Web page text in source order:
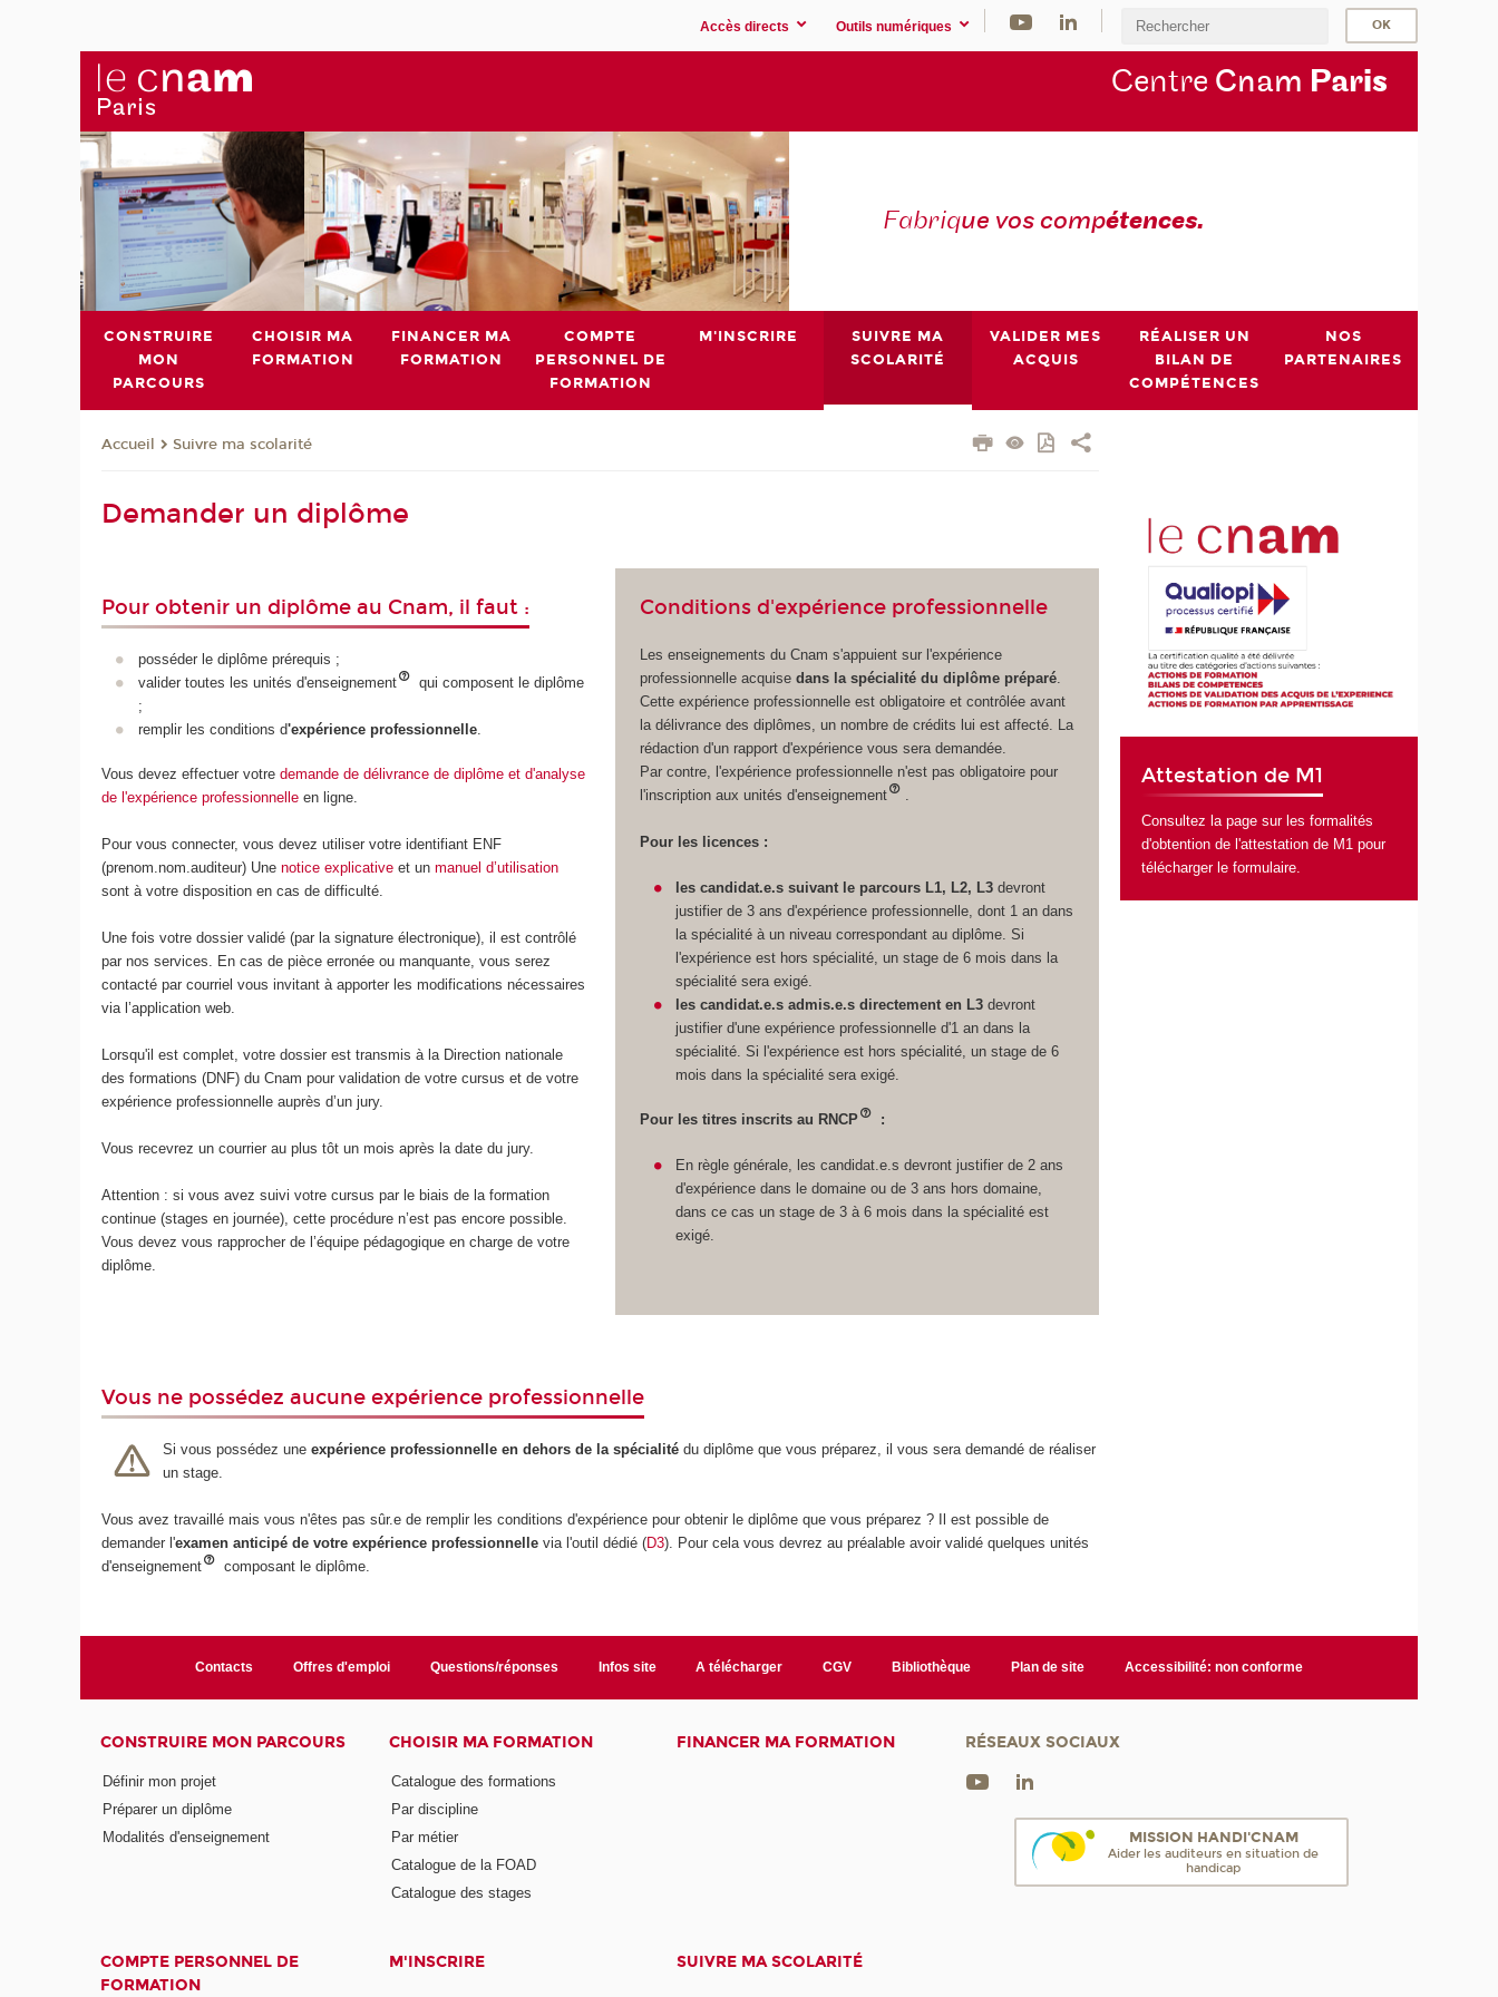
Accès directs Outils numériques
Centre Cnam Paris
Fabrique vos compétences.
CONSTRUIRE
MON
PARCOURS
CHOISIR MA
FORMATION
FINANCER MA
FORMATION
COMPTE
PERSONNEL DE
FORMATION
M'INSCRIRE
SUIVRE MA
SCOLARITÉ
VALIDER MES
ACQUIS
RÉALISER UN
BILAN DE
COMPÉTENCES
NOS
PARTENAIRES
Accueil Suivre ma scolarité
Demander un diplôme
Pour obtenir un diplôme au Cnam, il faut :
posséder le diplôme prérequis ;
valider toutes les unités d'enseignement
qui composent le diplôme
;
remplir les conditions d'expérience professionnelle.
Vous devez effectuer votredemande de délivrance de diplôme et d'analyse
de l'expérience professionnelle en ligne.
Pour vous connecter, vous devez utiliser votre identifiant ENF
(prenom.nom.auditeur) Unenotice explicative et unmanuel d’utilisation
sont à votre disposition en cas de difficulté.
Une fois votre dossier validé (par la signature électronique), il est contrôlé
par nos services. En cas de pièce erronée ou manquante, vous serez
contacté par courriel vous invitant à apporter les modifications nécessaires
via l’application web.
Lorsqu'il est complet, votre dossier est transmis à la Direction nationale
des formations (DNF) du Cnam pour validation de votre cursus et de votre
expérience professionnelle auprès d’un jury.
Vous recevrez un courrier au plus tôt un mois après la date du jury.
Attention : si vous avez suivi votre cursus par le biais de la formation
continue (stages en journée), cette procédure n’est pas encore possible.
Vous devez vous rapprocher de l’équipe pédagogique en charge de votre
diplôme.
Conditions d'expérience professionnelle
Les enseignements du Cnam s'appuient sur l'expérience
professionnelle acquise dans la spécialité du diplôme préparé.
Cette expérience professionnelle est obligatoire et contrôlée avant
la délivrance des diplômes, un nombre de crédits lui est affecté. La
rédaction d'un rapport d'expérience vous sera demandée.
Par contre, l'expérience professionnelle n'est pas obligatoire pour
l'inscription aux unités d'enseignement
.
Pour les licences :
les candidat.e.s suivant le parcours L1, L2, L3 devront
justifier de 3 ans d'expérience professionnelle, dont 1 an dans
la spécialité à un niveau correspondant au diplôme. Si
l'expérience est hors spécialité, un stage de 6 mois dans la
spécialité sera exigé.
les candidat.e.s admis.e.s directement en L3 devront
justifier d'une expérience professionnelle d'1 an dans la
spécialité. Si l'expérience est hors spécialité, un stage de 6
mois dans la spécialité sera exigé.
Pour les titres inscrits au RNCP :
En règle générale, les candidat.e.s devront justifier de 2 ans
d'expérience dans le domaine ou de 3 ans hors domaine,
dans ce cas un stage de 3 à 6 mois dans la spécialité est
exigé.
Vous ne possédez aucune expérience professionnelle
Si vous possédez uneexpérience professionnelle en dehors de la spécialitédu diplôme que vous préparez, il vous sera demandé de réaliser
un stage.
Vous avez travaillé mais vous n'êtes pas sûr.e de remplir les conditions d'expérience pour obtenir le diplôme que vous préparez ? Il est possible de
demander l'examen anticipé de votre expérienceprofessionnelle via l'outil dédié (D3). Pour cela vous devrez au préalable avoir validé quelques unités
d'enseignement
composant le diplôme.
Attestation de M1
Consultez la page sur les formalités
d'obtention de l'attestation de M1 pour
télécharger le formulaire
Contacts Offres d'emploi Questions/réponses Infos site A télécharger CGV Bibliothèque Plan de site Accessibilité: non conforme
CONSTRUIRE MON PARCOURS
Définir mon projet
Préparer un diplôme
Modalités d'enseignement
CHOISIR MA FORMATION
Catalogue des formations
Par discipline
Par métier
Catalogue de la FOAD
Catalogue des stages
FINANCER MA FORMATION
COMPTE PERSONNEL DE
FORMATION
M'INSCRIRE SUIVRE MA SCOLARITÉ
RÉSEAUX SOCIAUX
MISSION HANDI'CNAM
Aider les auditeurs en situation de
handicap